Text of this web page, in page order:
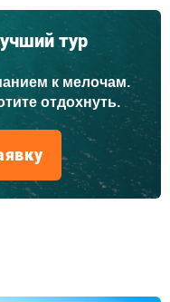
тур
к мелочам.
отдохнуть.